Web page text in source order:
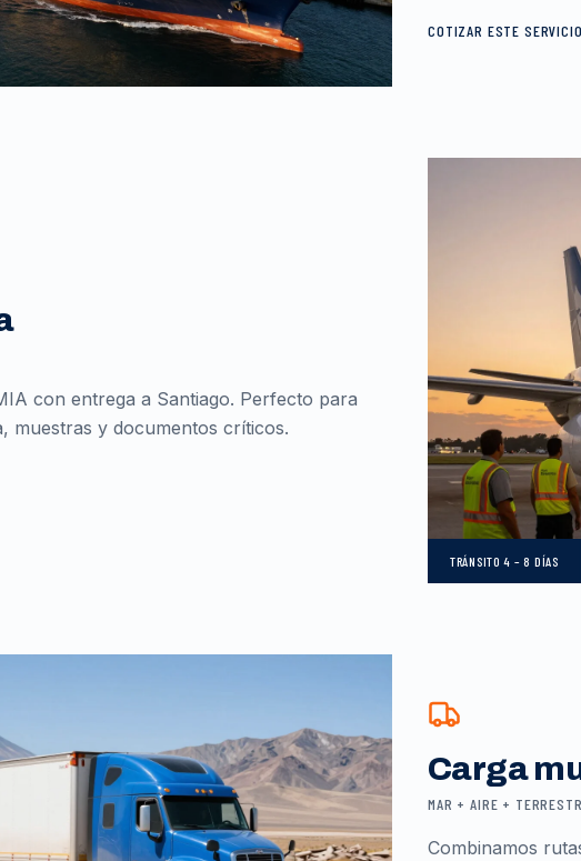
COTIZAR ESTE SERVICIO
TRÁNSITO4 – 8 DÍAS
con entrega a Santiago. Perfecto para
muestras y documentos críticos.
Carga
MAR + AIRE +
Combinamos